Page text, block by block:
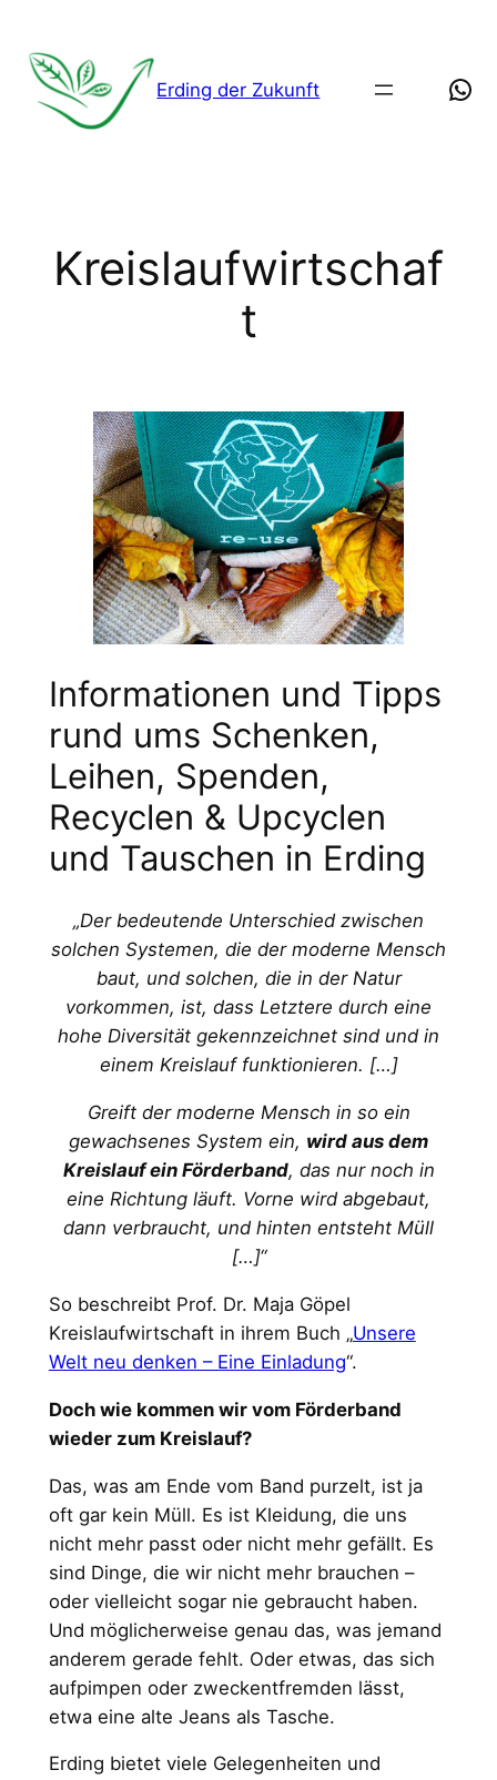
Inhalt
springen
Erding der Zukunft
Kreislaufwirtschaf
t
Informationen und Tipps
rund ums Schenken,
Leihen, Spenden,
Recyclen & Upcyclen
und Tauschen in Erding
„Der bedeutende Unterschied zwischen
solchen Systemen, die der moderne Mensch
baut, und solchen, die in der Natur
vorkommen, ist, dass Letztere durch eine
hohe Diversität gekennzeichnet sind und in
einem Kreislauf funktionieren. […]
Greift der moderne Mensch in so ein
gewachsenes System ein, wird aus dem
Kreislauf ein Förderband, das nur noch in
eine Richtung läuft. Vorne wird abgebaut,
dann verbraucht, und hinten entsteht Müll
[…]“
So beschreibt Prof. Dr. Maja Göpel
Kreislaufwirtschaft in ihrem Buch „Unsere
Welt neu denken – Eine Einladung“.
Doch wie kommen wir vom Förderband
wieder zum Kreislauf?
Das, was am Ende vom Band purzelt, ist ja
oft gar kein Müll. Es ist Kleidung, die uns
nicht mehr passt oder nicht mehr gefällt. Es
sind Dinge, die wir nicht mehr brauchen –
oder vielleicht sogar nie gebraucht haben.
Und möglicherweise genau das, was jemand
anderem gerade fehlt. Oder etwas, das sich
aufpimpen oder zweckentfremden lässt,
etwa eine alte Jeans als Tasche.
Erding bietet viele Gelegenheiten und